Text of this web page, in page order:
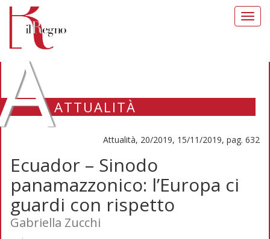
ATTUALITÀ
Attualità, 20/2019, 15/11/2019, pag. 632
Ecuador – Sinodo
panamazzonico: l’Europa ci
guardi con rispetto
Gabriella Zucchi